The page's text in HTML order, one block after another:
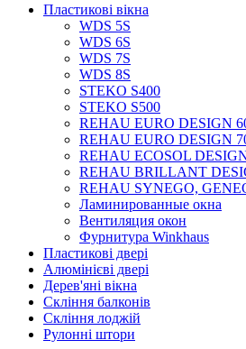
Пластикові вікна
WDS 5S
WDS 6S
WDS 7S
WDS 8S
STEKO S400
STEKO S500
REHAU EURO DESIGN
REHAU EURO DESIGN
REHAU ECOSOL
REHAU BRILLANT
REHAU SYNEGO,
Ламинированные окна
Вентиляция окон
Фурнитура Winkhaus
Пластикові двері
Алюмінієві двері
Дерев'яні вікна
Скління балконів
Скління лоджій
Рулонні штори